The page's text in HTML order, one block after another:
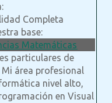
Completa
base:
Matemáticas
particulares de
área profesional
nivel alto,
en Visual